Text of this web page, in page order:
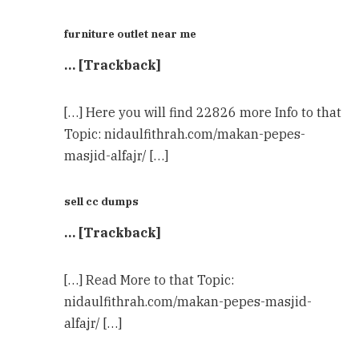
furniture outlet near me
… [Trackback]
[…] Here you will find 22826 more Info to that
Topic: nidaulfithrah.com/makan-pepes-
masjid-alfajr/ […]
sell cc dumps
… [Trackback]
[…] Read More to that Topic:
nidaulfithrah.com/makan-pepes-masjid-
alfajr/ […]